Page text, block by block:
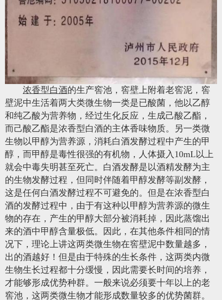
浓香型白酒的生产窖池，窖壁上附着老窖泥，窖
壁泥中生活着两大类微生物一类是已酸菌，他以乙醇
和纯乙酸为营养物，经过生化反应，生成己酸乙酯，
而己酸乙酯是浓香型白酒的主体香味物质。另一类微
生物以甲醇为营养源，消耗白酒发酵过程中产生的甲
醇，而甲醇是毒性很强的有机物，人体摄入10mL以上
就会中毒失明甚至死亡。白酒发酵是以酒精发酵为主
的生物发酵过程，但同时伴随着甲醇发酵等副发酵，
这是任何白酒发酵过程不可避免的。但是在浓香型白
酒的发酵过程中，由于有这种以甲醇为营养源的微生
物的存在，产生的甲醇大部分被消耗掉，因此蒸馏出
来的酒中甲醇含量极低。因此，在其他条件相同的情
况下，理论上讲这两类微生物在窖壁泥中数量越多，
出的酒越好！但是由于特殊的生长条件，这两类内微
生物生长过程都十分缓慢，因此需要长时间的培养，
才能够形成优势种群。一般来说必须要十年以上的老
窖池，这两类微生物才能形成数量较多的优势菌群。